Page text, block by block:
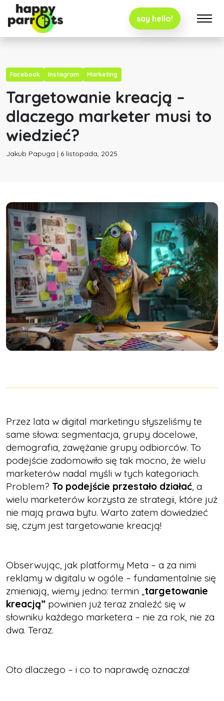
say hello!
Facebook Instagram Marketing
Targetowanie kreacją –
dlaczego marketer musi to
wiedzieć?
Jakub Papuga | 6 listopada, 2025
Przez lata w digital marketingu słyszeliśmy te
same słowa: segmentacja, grupy docelowe,
demografia, zawężanie grupy odbiorców. To
podejście zadomowiło się tak mocno, że wielu
marketerów nadal myśli w tych kategoriach.
Problem? To podejście przestało działać , a
wielu marketerów korzysta ze strategii, które już
nie mają prawa bytu. Warto zatem dowiedzieć
się, czym jest targetowanie kreacją!
Obserwując, jak platformy Meta – a za nimi
reklamy w digitalu w ogóle – fundamentalnie się
zmieniają, wiemy jedno: termin „ targetowanie
kreacją” powinien już teraz znaleźć się w
słowniku każdego marketera – nie za rok, nie za
dwa. Teraz.
Oto dlaczego – i co to naprawdę oznacza!